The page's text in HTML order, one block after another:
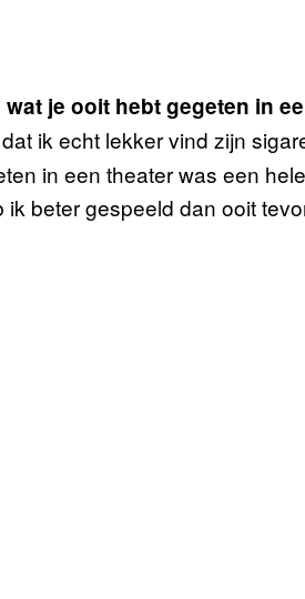
je ooit hebt gegeten in
ik echt lekker vind zijn
in een theater was een
beter gespeeld dan ooit